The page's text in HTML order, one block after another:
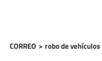
CORREO > robo de vehículos